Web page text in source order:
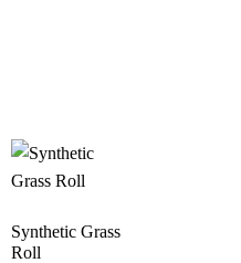
Synthetic Grass
Roll